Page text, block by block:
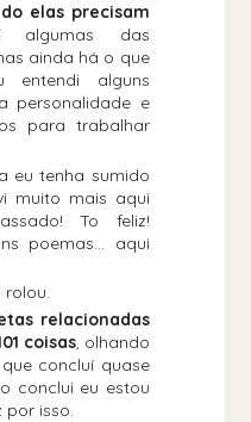
elas precisam
algumas das
ainda há o que
entendi alguns
personalidade e
para trabalhar
eu tenha sumido
muito mais aqui
To feliz!
poemas... aqui
rolou.
relacionadas
coisas, olhando
concluí quase
conclui eu estou
por isso.